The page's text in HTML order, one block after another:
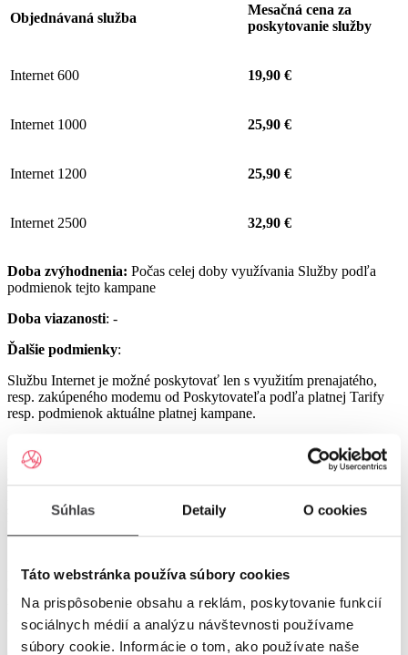
Súhlas Detaily O cookies
Táto webstránka používa súbory cookies
Na prispôsobenie obsahu a reklám, poskytovanie funkcií
sociálnych médií a analýzu návštevnosti používame
súbory cookie. Informácie o tom, ako používate naše
Objednávaná služba
Mesačná cena za
poskytovanie služby
Internet 600 19,90 €
Internet 1000 25,90 €
Internet 1200 25,90 €
Internet 2500 32,90 €
Doba zvýhodnenia: Počas celej doby využívania Služby podľa
podmienok tejto kampane
Doba viazanosti: -
Ďalšie podmienky:
Službu Internet je možné poskytovať len s využitím prenajatého,
resp. zakúpeného modemu od Poskytovateľa podľa platnej Tarify
resp. podmienok aktuálne platnej kampane.
Službu UPC Internet 1000 je možné poskytovať len s využitím
prenajatého resp. zakúpeného modemu GIGA ConnectBox
alebo GIGA Connect Box 6 (podľa dostupnosti) od Poskytovateľa
s odbornou inštaláciou), a to v lokalitách špecifikovaných v Tarife
poskytovať len s využitím prenajatého resp. zakúpeného modemu
podmienok aktuálne platnej kampane (len s odbornou inštaláciou), a
to v lokalitách špecifikovaných v Tarife UPC Internet.